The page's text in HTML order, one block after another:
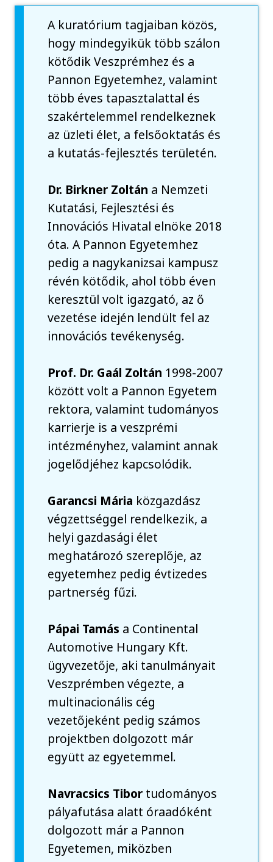
A kuratórium tagjaiban közös,
hogy mindegyikük több szálon
kötődik Veszprémhez és a
Pannon Egyetemhez, valamint
több éves tapasztalattal és
szakértelemmel rendelkeznek
az üzleti élet, a felsőoktatás és
a kutatás-fejlesztés területén.
Dr. Birkner Zoltán a Nemzeti
Kutatási, Fejlesztési és
Innovációs Hivatal elnöke 2018
óta. A Pannon Egyetemhez
pedig a nagykanizsai kampusz
révén kötődik, ahol több éven
keresztül volt igazgató, az ő
vezetése idején lendült fel az
innovációs tevékenység.
Prof. Dr. Gaál Zoltán 1998-2007
között volt a Pannon Egyetem
rektora, valamint tudományos
karrierje is a veszprémi
intézményhez, valamint annak
jogelődjéhez kapcsolódik.
Garancsi Mária közgazdász
végzettséggel rendelkezik, a
helyi gazdasági élet
meghatározó szereplője, az
egyetemhez pedig évtizedes
partnerség fűzi.
Pápai Tamás a Continental
Automotive Hungary Kft.
ügyvezetője, aki tanulmányait
Veszprémben végezte, a
multinacionális cég
vezetőjeként pedig számos
projektben dolgozott már
együtt az egyetemmel.
Navracsics Tibor tudományos
pályafutása alatt óraadóként
dolgozott már a Pannon
Egyetemen, miközben